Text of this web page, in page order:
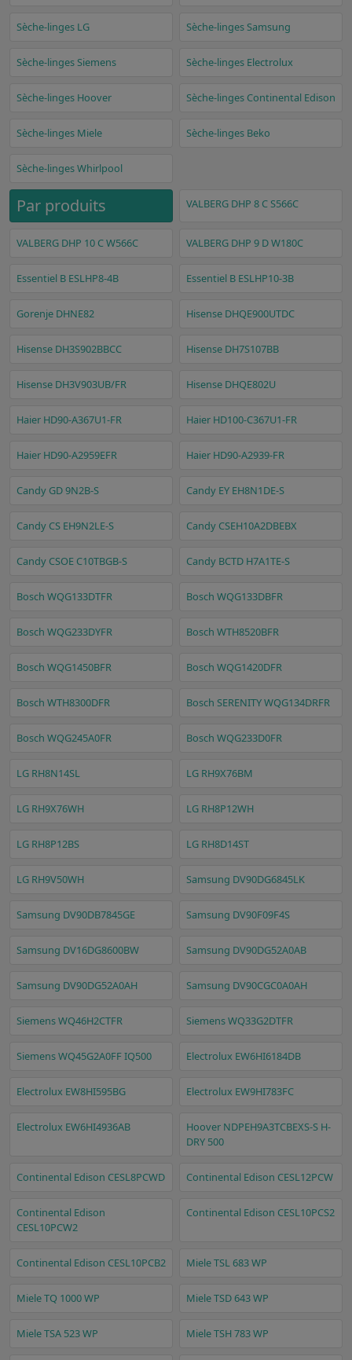
Sèche-linges LG Sèche-linges Samsung
Sèche-linges Siemens Sèche-linges Electrolux
Sèche-linges Hoover Sèche-linges Continental Edison
Sèche-linges Miele Sèche-linges Beko
Sèche-linges Whirlpool
Par produits VALBERG DHP 8 C S566C
VALBERG DHP 10 C W566C VALBERG DHP 9 D W180C
Essentiel B ESLHP8-4B Essentiel B ESLHP10-3B
Gorenje DHNE82 Hisense DHQE900UTDC
Hisense DH3S902BBCC Hisense DH7S107BB
Hisense DH3V903UB/FR Hisense DHQE802U
Haier HD90-A367U1-FR Haier HD100-C367U1-FR
Haier HD90-A2959EFR Haier HD90-A2939-FR
Candy GD 9N2B-S Candy EY EH8N1DE-S
Candy CS EH9N2LE-S Candy CSEH10A2DBEBX
Candy CSOE C10TBGB-S Candy BCTD H7A1TE-S
Bosch WQG133DTFR Bosch WQG133DBFR
Bosch WQG233DYFR Bosch WTH8520BFR
Bosch WQG1450BFR Bosch WQG1420DFR
Bosch WTH8300DFR Bosch SERENITY WQG134DRFR
Bosch WQG245A0FR Bosch WQG233D0FR
LG RH8N14SL LG RH9X76BM
LG RH9X76WH LG RH8P12WH
LG RH8P12BS LG RH8D14ST
LG RH9V50WH Samsung DV90DG6845LK
Samsung DV90DB7845GE Samsung DV90F09F4S
Samsung DV16DG8600BW Samsung DV90DG52A0AB
Samsung DV90DG52A0AH Samsung DV90CGC0A0AH
Siemens WQ46H2CTFR Siemens WQ33G2DTFR
Siemens WQ45G2A0FF IQ500 Electrolux EW6HI6184DB
Electrolux EW8HI595BG Electrolux EW9HI783FC
Electrolux EW6HI4936AB
Hoover NDPEH9A3TCBEXS-S H-
DRY 500
Continental Edison CESL8PCWD Continental Edison CESL12PCW
Continental Edison
CESL10PCW2
Continental Edison CESL10PCS2
Continental Edison CESL10PCB2 Miele TSL 683 WP
Miele TQ 1000 WP Miele TSD 643 WP
Miele TSA 523 WP Miele TSH 783 WP